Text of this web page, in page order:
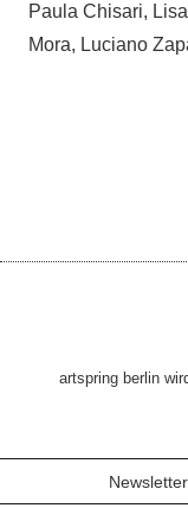
Paula Chisari,
Mora, Luciano
artspring berlin
Newsletter